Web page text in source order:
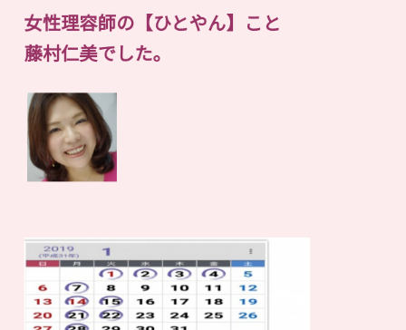
女性理容師の【ひとやん】こと
藤村仁美でした。